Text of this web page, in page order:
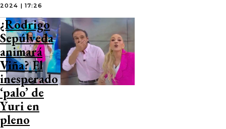
2024 | 17:26
¿Rodrigo
Sepúlveda
animará
Viña? El
inesperado
‘palo’ de
Yuri en
pleno